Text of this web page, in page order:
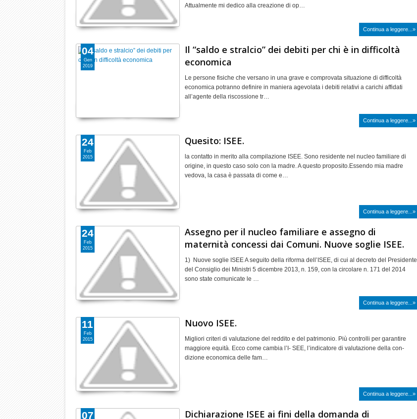
Attualmente mi dedico alla creazione di op…
Continua a leggere...»
Il “saldo e stralcio” dei debiti per chi è in difficoltà
economica
Le persone fisiche che versano in una grave e comprovata situazione di difficoltà
economica potranno definire in maniera agevolata i debiti relativi a carichi affidati
all’agente della riscossione tr…
Continua a leggere...»
04
Gen
2019
Quesito: ISEE.
la contatto in merito alla compilazione ISEE. Sono residente nel nucleo familiare di
origine, in questo caso solo con la madre. A questo proposito.Essendo mia madre
vedova, la casa è passata di come e…
Continua a leggere...»
24
Feb
2015
Assegno per il nucleo familiare e assegno di
maternità concessi dai Comuni. Nuove soglie ISEE.
1) Nuove soglie ISEE A seguito della riforma dell’ISEE, di cui al decreto del Presidente
del Consiglio dei Ministri 5 dicembre 2013, n. 159, con la circolare n. 171 del 2014
sono state comunicate le …
Continua a leggere...»
24
Feb
2015
Nuovo ISEE.
Migliori criteri di valutazione del reddito e del patrimonio. Più controlli per garantire
maggiore equità. Ecco come cambia l’I- SEE, l’indicatore di valutazione della con-
dizione economica delle fam…
Continua a leggere...»
11
Feb
2015
Dichiarazione ISEE ai fini della domanda di
07